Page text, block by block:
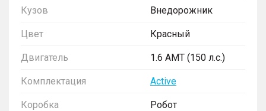
Кузов Внедорожник
Цвет Красный
Двигатель 1.6 AMT (150 л.с.)
Комплектация Active
Коробка Робот